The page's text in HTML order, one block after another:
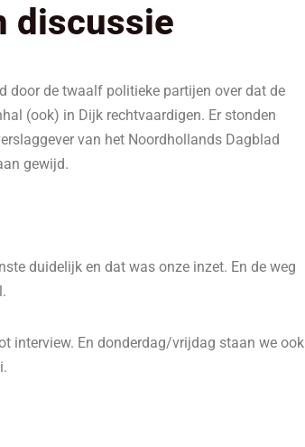
discussie
door de twaalf politieke partijen over dat de
(ook) in Dijk rechtvaardigen. Er stonden
van het Noordhollands Dagblad
gewijd.
duidelijk en dat was onze inzet. En de weg
interview. En donderdag/vrijdag staan we ook